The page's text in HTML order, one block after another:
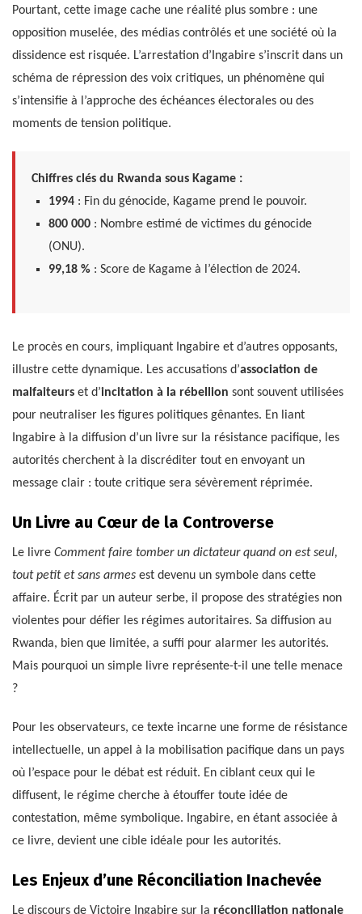
Pourtant, cette image cache une réalité plus sombre : une
opposition muselée, des médias contrôlés et une société où la
dissidence est risquée. L’arrestation d’Ingabire s’inscrit dans un
schéma de répression des voix critiques, un phénomène qui
s’intensifie à l’approche des échéances électorales ou des
moments de tension politique.
Chiffres clés du Rwanda sous Kagame :
1994: Fin du génocide, Kagame prend le pouvoir.
800 000: Nombre estimé de victimes du génocide
(ONU).
99,18 %: Score de Kagame à l’élection de 2024.
Le procès en cours, impliquant Ingabire et d’autres opposants,
illustre cette dynamique. Les accusations d’association de
malfaiteurs et d’incitation à la rébellion sont souvent utilisées
pour neutraliser les figures politiques gênantes. En liant
Ingabire à la diffusion d’un livre sur la résistance pacifique, les
autorités cherchent à la discréditer tout en envoyant un
message clair : toute critique sera sévèrement réprimée.
Un Livre au Cœur de la Controverse
Le livre Comment faire tomber un dictateur quand on est seul,
tout petit et sans armes est devenu un symbole dans cette
affaire. Écrit par un auteur serbe, il propose des stratégies non
violentes pour défier les régimes autoritaires. Sa diffusion au
Rwanda, bien que limitée, a suffi pour alarmer les autorités.
Mais pourquoi un simple livre représente-t-il une telle menace
?
Pour les observateurs, ce texte incarne une forme de résistance
intellectuelle, un appel à la mobilisation pacifique dans un pays
où l’espace pour le débat est réduit. En ciblant ceux qui le
diffusent, le régime cherche à étouffer toute idée de
contestation, même symbolique. Ingabire, en étant associée à
ce livre, devient une cible idéale pour les autorités.
Les Enjeux d’une Réconciliation Inachevée
Le discours de Victoire Ingabire sur la réconciliation nationale